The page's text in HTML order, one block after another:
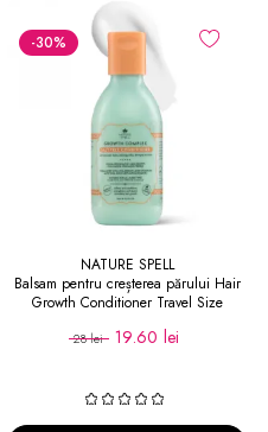
-30%
NATURE SPELL
Balsam pentru creșterea părului Hair
Growth Conditioner Travel Size
28 lei 19.60 lei